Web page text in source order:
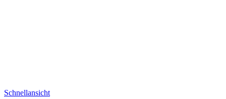
Schnellansicht